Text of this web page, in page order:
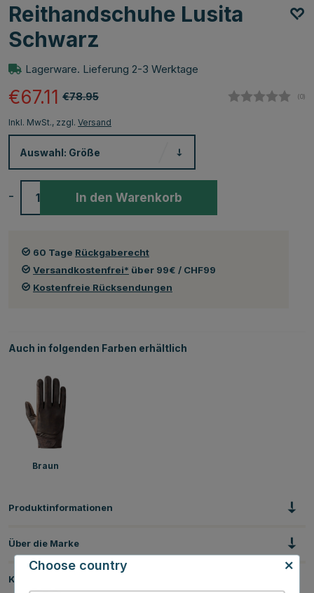
Reithandschuhe Lusita
Schwarz
Lagerware. Lieferung 2-3 Werktage
€78.95
€67.11 (0)
Inkl. MwSt., zzgl. Versand
Auswahl: Größe
- In den Warenkorb
60 Tage Rückgaberecht
Versandkostenfrei* über 99€ / CHF99
Kostenfreie Rücksendungen
Auch in folgenden Farben erhältlich
Braun
Produktinformationen
Über die Marke
Kundenbewertungen
Choose country